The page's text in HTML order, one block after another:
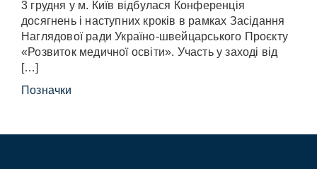
3 грудня у м. Київ відбулася Конференція
досягнень і наступних кроків в рамках Засідання
Наглядової ради Україно-швейцарського Проєкту
«Розвиток медичної освіти». Участь у заході від
[…]
Позначки